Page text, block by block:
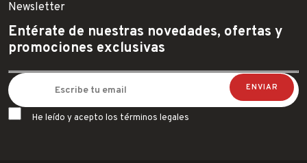
Newsletter
Entérate de nuestras novedades, ofertas y
promociones exclusivas
He leído y acepto los términos legales